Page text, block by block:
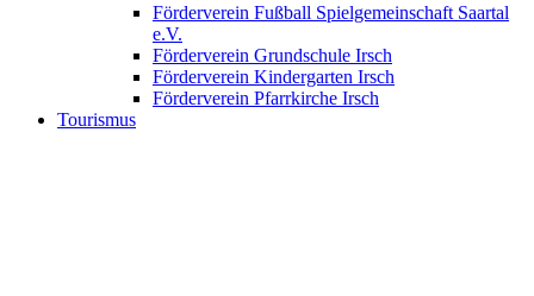
Förderverein Fußball Spielgemeinschaft Saartal
e.V.
Förderverein Grundschule Irsch
Förderverein Kindergarten Irsch
Förderverein Pfarrkirche Irsch
Tourismus